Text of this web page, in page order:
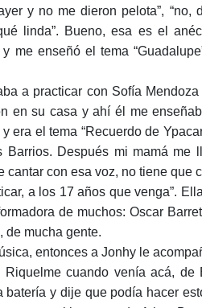
y no me dieron pelota”, “no,
linda”. Bueno, esa es el
me enseñó el tema
a practicar con Sofía
en su casa y ahí él me
era el tema “Recuerdo de
Después mi mamá me
con esa voz, no tiene que
a los 17 años que venga”.
de muchos: Oscar
de mucha gente.
entonces a Jonhy le
cuando venía acá, de
y dije que podía hacer